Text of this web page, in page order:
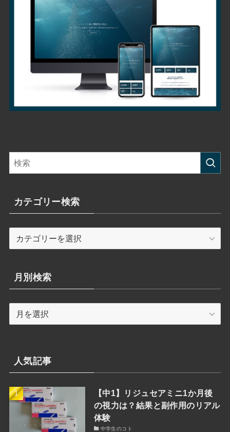
カテゴリー検索
テ
リ
ー
月別検索
別
人気記事
【中1】リジュセアミニ1か月後
の視力は？結果と副作用のリアル
体験
中学生のコト